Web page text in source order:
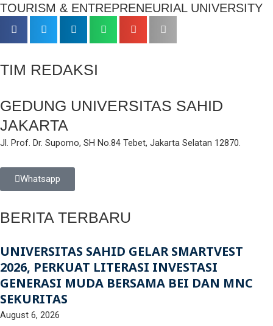
TOURISM & ENTREPRENEURIAL UNIVERSITY
TIM REDAKSI
GEDUNG UNIVERSITAS SAHID
JAKARTA
Jl. Prof. Dr. Supomo, SH No.84 Tebet, Jakarta Selatan 12870.
Whatsapp
BERITA TERBARU
UNIVERSITAS SAHID GELAR SMARTVEST
2026, PERKUAT LITERASI INVESTASI
GENERASI MUDA BERSAMA BEI DAN MNC
SEKURITAS
August 6, 2026